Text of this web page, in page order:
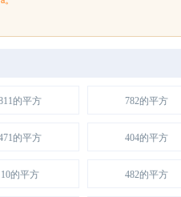
的平方 782的平方
的平方 404的平方
10的平方 482的平方